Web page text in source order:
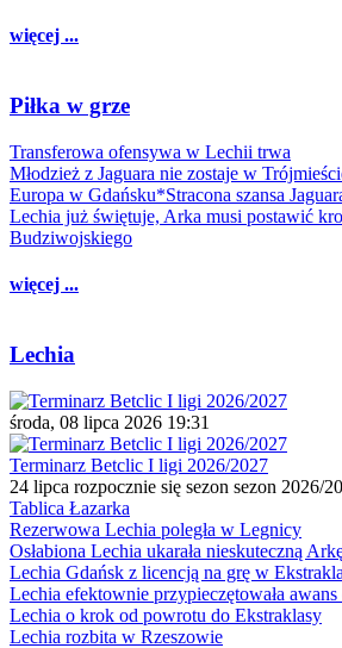
więcej ...
Piłka w grze
Transferowa ofensywa w Lechii trwa
Młodzież z Jaguara nie zostaje w
Europa w Gdańsku*Stracona szansa
Lechia już świętuje, Arka musi postawić
Budziwojskiego
więcej ...
Lechia
środa, 08 lipca 2026 19:31
Terminarz Betclic I ligi 2026/2027
24 lipca rozpocznie się sezon sezon 2026/
Tablica Łazarka
Rezerwowa Lechia poległa w Legnicy
Osłabiona Lechia ukarała nieskuteczną
Lechia Gdańsk z licencją na grę w
Lechia efektownie przypieczętowała
Lechia o krok od powrotu do Ekstraklasy
Lechia rozbita w Rzeszowie